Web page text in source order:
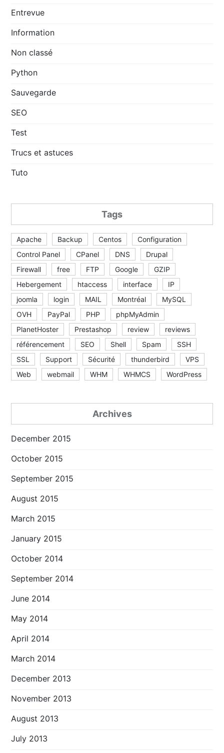
Entrevue
Information
Non classé
Python
Sauvegarde
SEO
Test
Trucs et astuces
Tuto
Tags
Apache Backup Centos
Configuration
Control Panel
CPanel DNS
Drupal
Firewall
free FTP Google
GZIP
Hebergement
htaccess interface
IP
joomla
login MAIL Montréal
MySQL
OVH
PayPal PHP
phpMyAdmin
PlanetHoster
Prestashop review
reviews
référencement
SEO Shell Spam
SSH
SSL
Support Sécurité thunderbird
VPS
Web
webmail WHM WHMCS WordPress
Archives
December 2015
October 2015
September 2015
August 2015
March 2015
January 2015
October 2014
September 2014
June 2014
May 2014
April 2014
March 2014
December 2013
November 2013
August 2013
July 2013